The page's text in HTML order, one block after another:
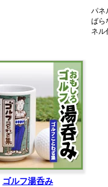
パネ
ばら
ネル
ゴルフ湯呑み